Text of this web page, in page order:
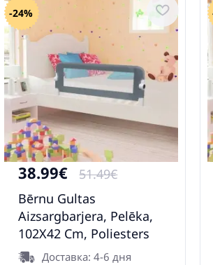
-24%
38.99€
51.49€
Bērnu Gultas
Aizsargbarjera, Pelēka,
102X42 Cm, Poliesters
VidaxlДоставка: 4-6 дня